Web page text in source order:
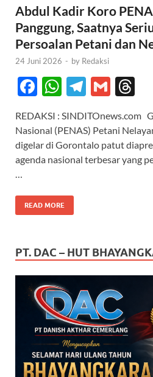
Abdul Kadir Koro
Panggung, Saatnya
Persoalan Petani dan
24 Juni 2026 - by Redaksi
F
e
b
o
k
W
at
s
A
p
T
e
gr
a
G
ail e
a
REDAKSI : SINDITOnews.com
Nasional (PENAS) Petani
digelar di Gorontalo patut
agenda nasional terbesar yang
READ MORE
PT. DAC – HUT